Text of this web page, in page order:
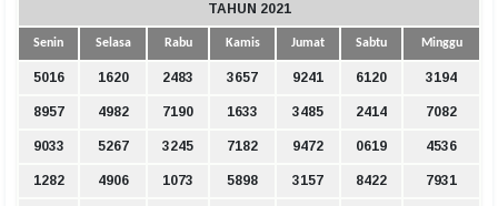
TAHUN 2021
Senin Selasa Rabu Kamis Jumat Sabtu Minggu
5016 1620 2483 3657 9241 6120 3194
8957 4982 7190 1633 3485 2414 7082
9033 5267 3245 7182 9472 0619 4536
1282 4906 1073 5898 3157 8422 7931